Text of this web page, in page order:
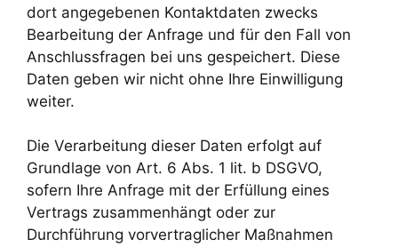
dort angegebenen Kontaktdaten zwecks
Bearbeitung der Anfrage und für den Fall von
Anschlussfragen bei uns gespeichert. Diese
Daten geben wir nicht ohne Ihre Einwilligung
weiter.
Die Verarbeitung dieser Daten erfolgt auf
Grundlage von Art. 6 Abs. 1 lit. b DSGVO,
sofern Ihre Anfrage mit der Erfüllung eines
Vertrags zusammenhängt oder zur
Durchführung vorvertraglicher Maßnahmen